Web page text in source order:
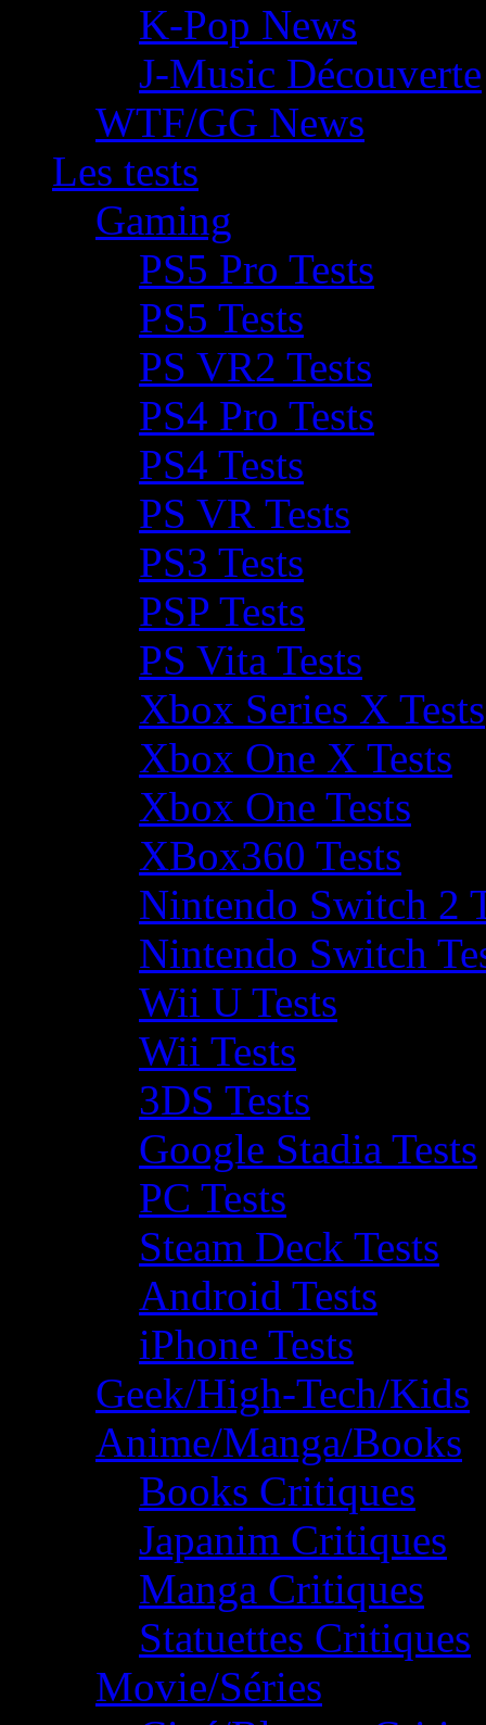
K-Pop News
J-Music Découverte
WTF/GG News
Les tests
Gaming
PS5 Pro Tests
PS5 Tests
PS VR2 Tests
PS4 Pro Tests
PS4 Tests
PS VR Tests
PS3 Tests
PSP Tests
PS Vita Tests
Xbox Series X Tests
Xbox One X Tests
Xbox One Tests
XBox360 Tests
Nintendo Switch 2
Nintendo Switch
Wii U Tests
Wii Tests
3DS Tests
Google Stadia Tests
PC Tests
Steam Deck Tests
Android Tests
iPhone Tests
Geek/High-Tech/Kids
Anime/Manga/Books
Books Critiques
Japanim Critiques
Manga Critiques
Statuettes Critiques
Movie/Séries